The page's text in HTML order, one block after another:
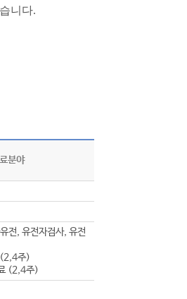
니다.
분야
전, 유전자검사, 유전
(2,4주)
(2,4주)